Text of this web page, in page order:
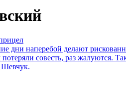
дни наперебой делают
совесть, раз жалуются.
Шевчук.